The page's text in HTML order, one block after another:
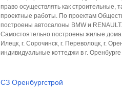
право осуществлять как строительные,
проектные работы. По проектам
построены автосалоны BMW и RENAULT.
Самостоятельно построены жилые дома
Илецк, г. Сорочинск, г. Переволоцк, г.
индивидуальные коттеджи в г. Оренбурге
СЗ Оренбургстрой